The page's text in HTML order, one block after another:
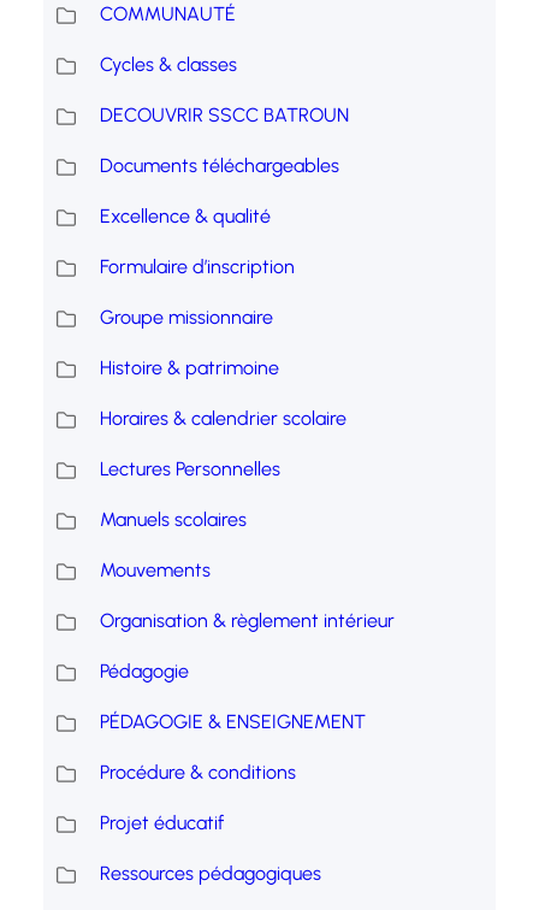
COMMUNAUTÉ
Cycles & classes
DECOUVRIR SSCC BATROUN
Documents téléchargeables
Excellence & qualité
Formulaire d’inscription
Groupe missionnaire
Histoire & patrimoine
Horaires & calendrier scolaire
Lectures Personnelles
Manuels scolaires
Mouvements
Organisation & règlement intérieur
Pédagogie
PÉDAGOGIE & ENSEIGNEMENT
Procédure & conditions
Projet éducatif
Ressources pédagogiques